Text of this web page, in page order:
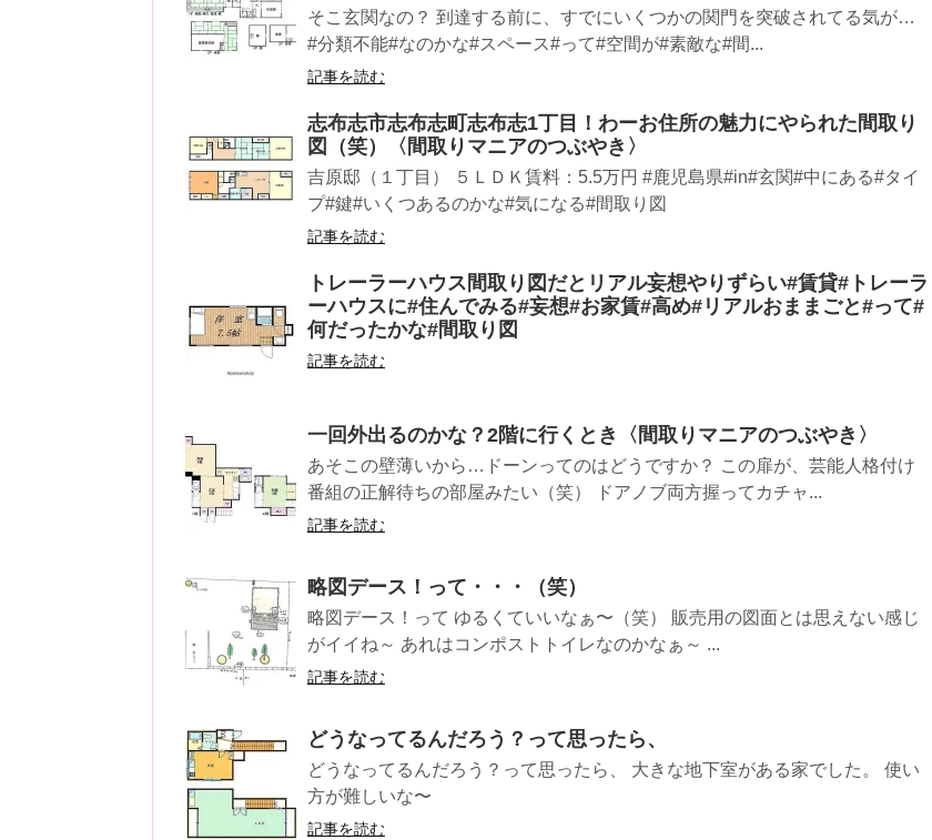
そこ玄関なの？ 到達する前に、すでにいくつかの関門を突破されてる気が…
#分類不能#なのかな#スペース#って#空間が#素敵な#間...
記事を読む
志布志市志布志町志布志1丁目！わーお住所の魅力にやられた間取り
図（笑）〈間取りマニアのつぶやき〉
吉原邸（１丁目） ５ＬＤＫ賃料：5.5万円 #鹿児島県#in#玄関#中にある#タイ
プ#鍵#いくつあるのかな#気になる#間取り図
記事を読む
トレーラーハウス間取り図だとリアル妄想やりずらい#賃貸#トレーラ
ーハウスに#住んでみる#妄想#お家賃#高め#リアルおままごと#って#
何だったかな#間取り図
記事を読む
一回外出るのかな？2階に行くとき〈間取りマニアのつぶやき〉
あそこの壁薄いから…ドーンってのはどうですか？ この扉が、芸能人格付け
番組の正解待ちの部屋みたい（笑） ドアノブ両方握ってカチャ...
記事を読む
略図デース！って・・・（笑）
略図デース！って ゆるくていいなぁ〜（笑） 販売用の図面とは思えない感じ
がイイね～ あれはコンポストトイレなのかなぁ～ ...
記事を読む
どうなってるんだろう？って思ったら、
どうなってるんだろう？って思ったら、 大きな地下室がある家でした。 使い
方が難しいな〜
記事を読む